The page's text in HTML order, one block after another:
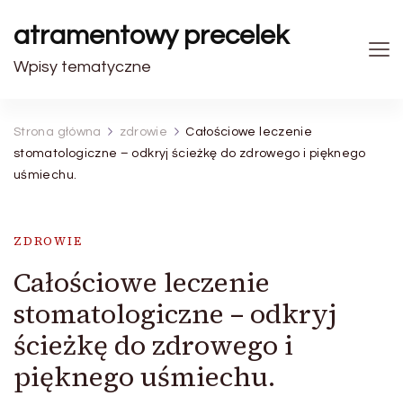
atramentowy precelek
Wpisy tematyczne
Strona główna zdrowie
Całościowe leczenie
stomatologiczne – odkryj ścieżkę do zdrowego i pięknego
uśmiechu.
ZDROWIE
Całościowe leczenie
stomatologiczne – odkryj
ścieżkę do zdrowego i
pięknego uśmiechu.